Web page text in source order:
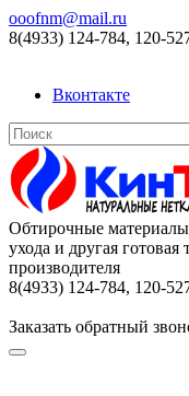
ooofnm@mail.ru
8(4933) 124-784, 120-
Вконтакте
Обтирочные
ухода и другая готовая
производителя
8(4933) 124-784, 120-
Заказать обратный